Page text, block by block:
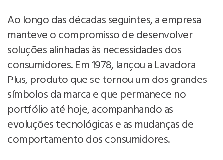
Ao longo das décadas seguintes, a empresa
manteve o compromisso de desenvolver
soluções alinhadas às necessidades dos
consumidores. Em 1978, lançou a Lavadora
Plus, produto que se tornou um dos grandes
símbolos da marca e que permanece no
portfólio até hoje, acompanhando as
evoluções tecnológicas e as mudanças de
comportamento dos consumidores.